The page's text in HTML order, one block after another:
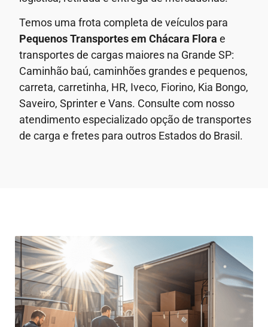
Temos uma frota completa de veículos para
Pequenos Transportes em Chácara Flora e
transportes de cargas maiores na Grande SP:
Caminhão baú, caminhões grandes e pequenos,
carreta, carretinha, HR, Iveco, Fiorino, Kia Bongo,
Saveiro, Sprinter e Vans. Consulte com nosso
atendimento especializado opção de transportes
de carga e fretes para outros Estados do Brasil.